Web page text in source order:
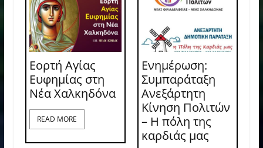
Εορτή Αγίας
Ευφημίας στη
Νέα Χαλκηδόνα
READ MORE
Ενημέρωση:
Συμπαράταξη
Ανεξάρτητη
Κίνηση Πολιτών
– Η πόλη της
καρδιάς μας